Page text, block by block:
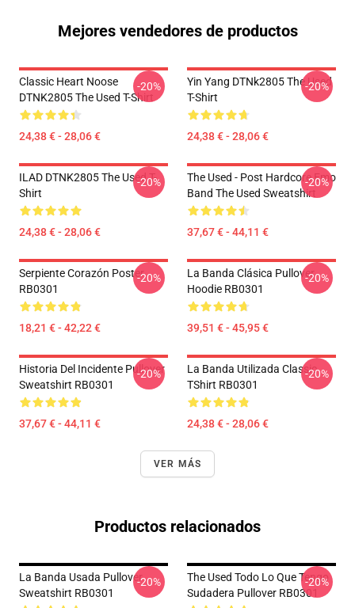
Mejores vendedores de productos
Classic Heart Noose
DTNK2805 The Used T-Shirt
24,38 € - 28,06 €
-20%
Yin Yang DTNk2805 The Used
T-Shirt
24,38 € - 28,06 €
-20%
ILAD DTNK2805 The Used T-
Shirt
24,38 € - 28,06 €
-20%
The Used - Post Hardcore Emo
Band The Used Sweatshirt
37,67 € - 44,11 €
-20%
Serpiente Corazón Poster
RB0301
18,21 € - 42,22 €
-20%
La Banda Clásica Pullover
Hoodie RB0301
39,51 € - 45,95 €
-20%
Historia Del Incidente Pullover
Sweatshirt RB0301
37,67 € - 44,11 €
-20%
La Banda Utilizada Classic
TShirt RB0301
24,38 € - 28,06 €
-20%
VER MÁS
Productos relacionados
La Banda Usada Pullover
Sweatshirt RB0301
-20%
The Used Todo Lo Que Tengo
Sudadera Pullover RB0301
-20%